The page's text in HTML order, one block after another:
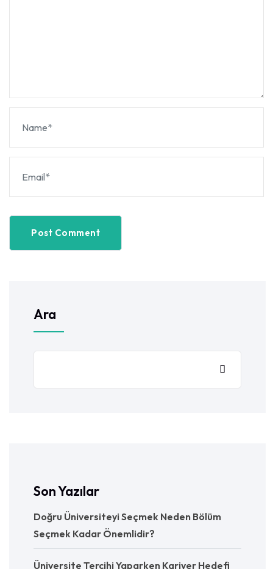
Post Comment
Ara
Son Yazılar
Doğru Üniversiteyi Seçmek Neden Bölüm
Seçmek Kadar Önemlidir?
Üniversite Tercihi Yaparken Kariyer Hedefi